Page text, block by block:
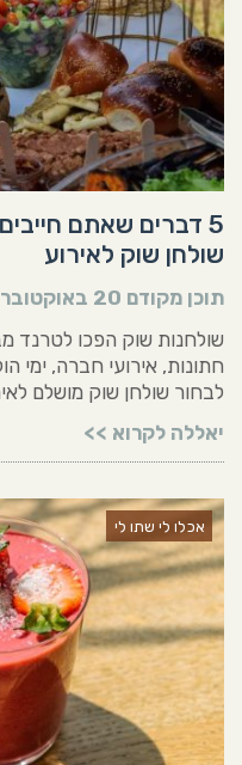
5 דברים שאתם
שולחן שוק לאירוע
תוכן מקודם 20 באוקטובר 2024
שולחנות שוק הפכו לטרנד
חתונות, אירועי חברה, ימי
לבחור שולחן שוק מושלם
יאללה לקרוא >>
אכלו לי שתו לי